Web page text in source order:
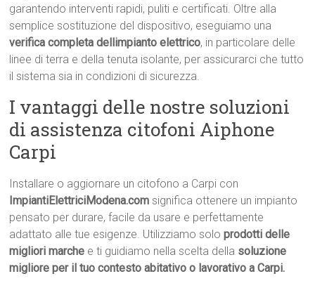
garantendo interventi rapidi, puliti e certificati. Oltre alla
semplice sostituzione del dispositivo, eseguiamo una
verifica completa dellimpianto elettrico, in particolare delle
linee di terra e della tenuta isolante, per assicurarci che tutto
il sistema sia in condizioni di sicurezza.
I vantaggi delle nostre soluzioni
di assistenza citofoni Aiphone
Carpi
Installare o aggiornare un citofono a Carpi con
ImpiantiElettriciModena.com significa ottenere un impianto
pensato per durare, facile da usare e perfettamente
adattato alle tue esigenze. Utilizziamo soloprodotti delle
migliori marche e ti guidiamo nella scelta della soluzione
migliore per il tuo contesto abitativo o lavorativo a Carpi.